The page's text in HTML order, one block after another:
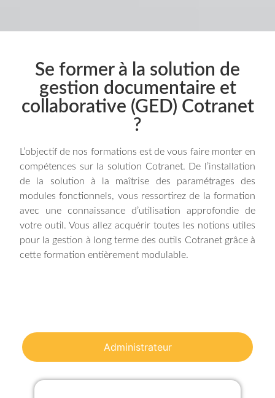
Se former à la solution de
gestion documentaire et
collaborative (GED) Cotranet
?
L’objectif de nos formations est de vous faire monter en
compétences sur la solution Cotranet. De l’installation
de la solution à la maîtrise des paramétrages des
modules fonctionnels, vous ressortirez de la formation
avec une connaissance d’utilisation approfondie de
votre outil. Vous allez acquérir toutes les notions utiles
pour la gestion à long terme des outils Cotranet grâce à
cette formation entièrement modulable.
Administrateur